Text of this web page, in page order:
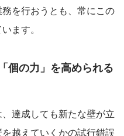
を行おうとも、常にこの
ます。
個の力」を高められる
達成しても新たな壁が立
越えていくかの試行錯誤